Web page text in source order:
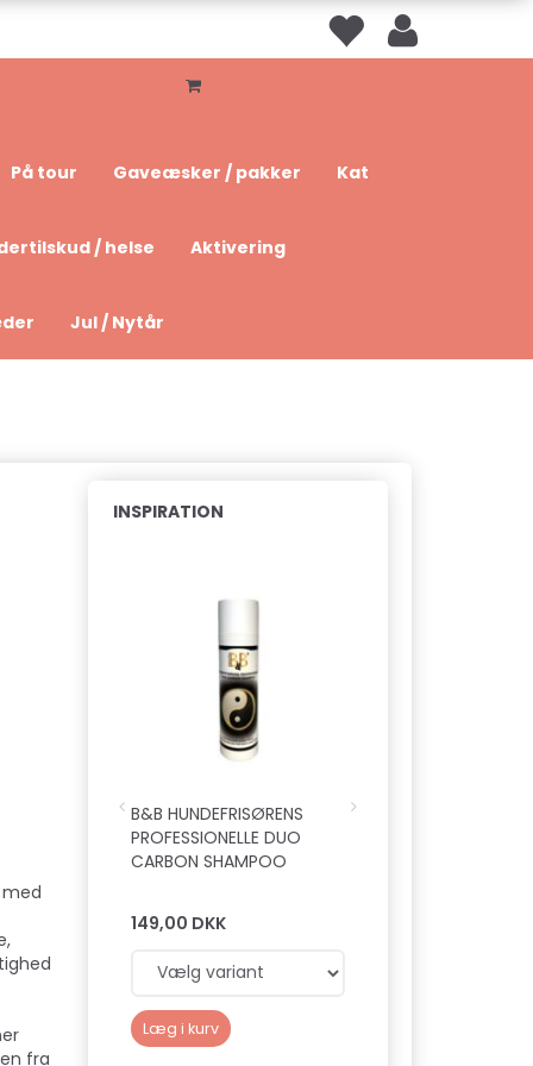
På tour Gaveæsker / pakker Kat
/ helse Aktivering
Jul / Nytår
fra
INSPIRATION
B&B HUNDEFRISØRENS
PROFESSIONELLE DUO
CARBON SHAMPOO
149,00 DKK
Læg i kurv